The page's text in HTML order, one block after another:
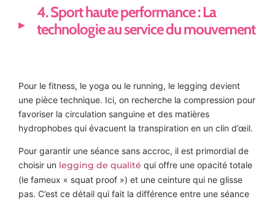
4. Sport haute performance : La
technologie au service du mouvement
Pour le fitness, le yoga ou le running, le legging devient
une pièce technique. Ici, on recherche la compression pour
favoriser la circulation sanguine et des matières
hydrophobes qui évacuent la transpiration en un clin d’œil.
Pour garantir une séance sans accroc, il est primordial de
choisir un legging de qualité qui offre une opacité totale
(le fameux « squat proof ») et une ceinture qui ne glisse
pas. C’est ce détail qui fait la différence entre une séance